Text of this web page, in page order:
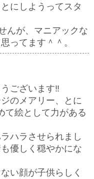
にしようってスタ
んが、マニアックな
ってます＾＾。
ございます‼︎
のメアリー、とに
て絵として力がある
ハラさせられまし
優しく穏やかにな
い顔が子供らしく